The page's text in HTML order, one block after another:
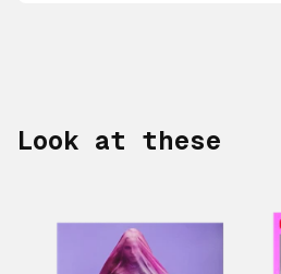
Look at these